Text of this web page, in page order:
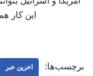
این کار
برچسب‌ها: اخرین خبر